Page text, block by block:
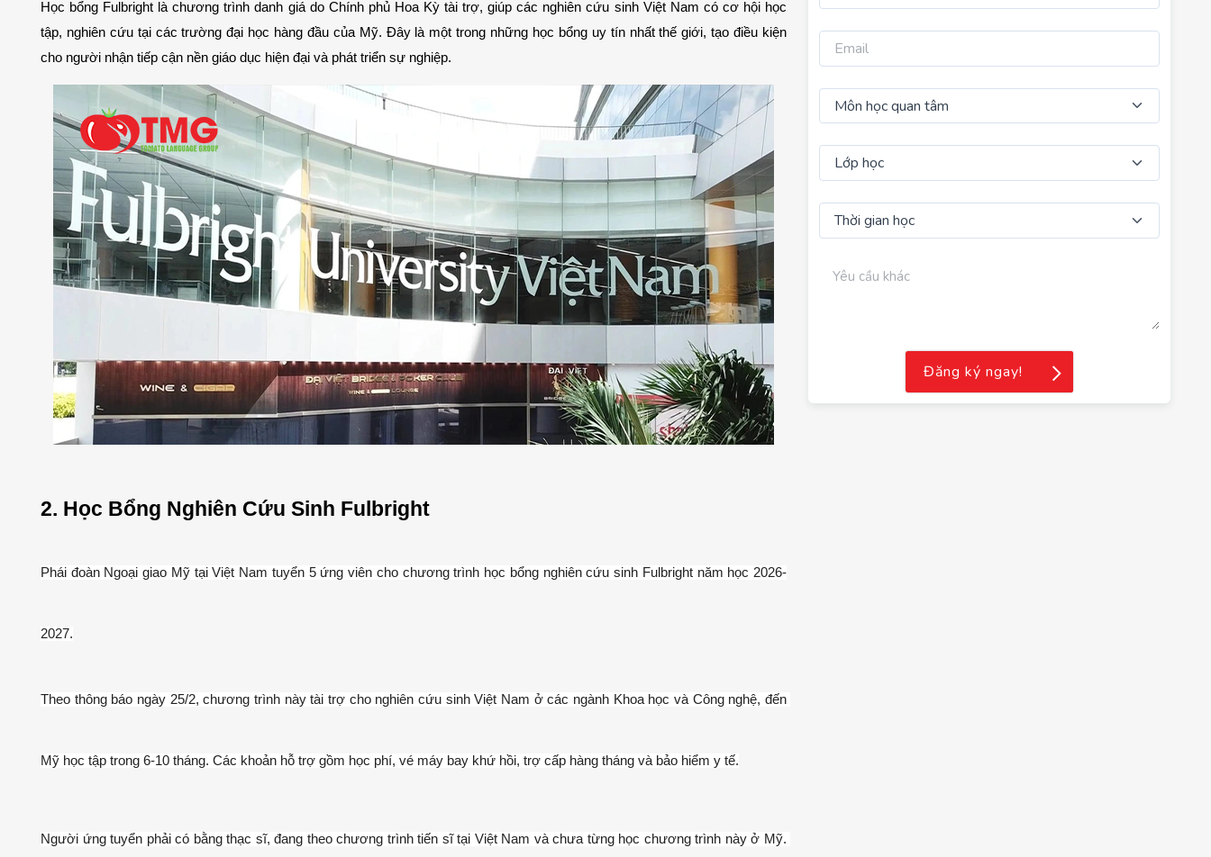
Học bổng Fulbright là chương trình danh giá do Chính phủ Hoa Kỳ tài trợ, giúp các nghiên cứu sinh Việt Nam có cơ hội học
tập, nghiên cứu tại các trường đại học hàng đầu của Mỹ. Đây là một trong những học bổng uy tín nhất thế giới, tạo điều kiện
cho người nhận tiếp cận nền giáo dục hiện đại và phát triển sự nghiệp.
2. Học Bổng Nghiên Cứu Sinh Fulbright
Phái đoàn Ngoại giao Mỹ tại Việt Nam tuyển 5 ứng viên cho chương trình học bổng nghiên cứu sinh Fulbright năm học 2026-
2027.
Theo thông báo ngày 25/2, chương trình này tài trợ cho nghiên cứu sinh Việt Nam ở các ngành Khoa học và Công nghệ, đến
Mỹ học tập trong 6-10 tháng. Các khoản hỗ trợ gồm học phí, vé máy bay khứ hồi, trợ cấp hàng tháng và bảo hiểm y tế.
Người ứng tuyển phải có bằng thạc sĩ, đang theo chương trình tiến sĩ tại Việt Nam và chưa từng học chương trình này ở Mỹ.
Đăng ký ngay!